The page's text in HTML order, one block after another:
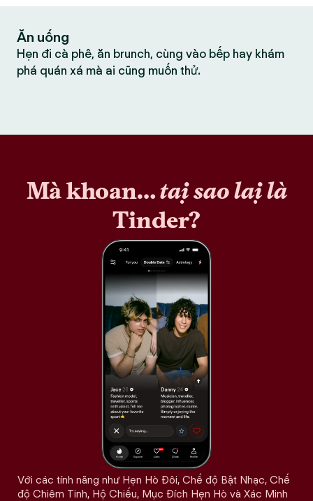
Ăn uống
Hẹn đi cà phê, ăn brunch, cùng vào bếp hay khám
phá quán xá mà ai cũng muốn thử.
Mà khoan…tại sao lại là
Tinder?
Với các tính năng như Hẹn Hò Đôi, Chế độ Bật Nhạc, Chế
độ Chiêm Tinh, Hộ Chiếu, Mục Đích Hẹn Hò và Xác Minh